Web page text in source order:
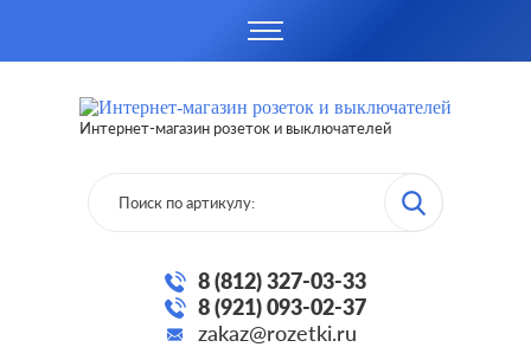
Интернет-магазин розеток и выключателей
8 (812) 327-03-33
8 (921) 093-02-37
zakaz@rozetki.ru